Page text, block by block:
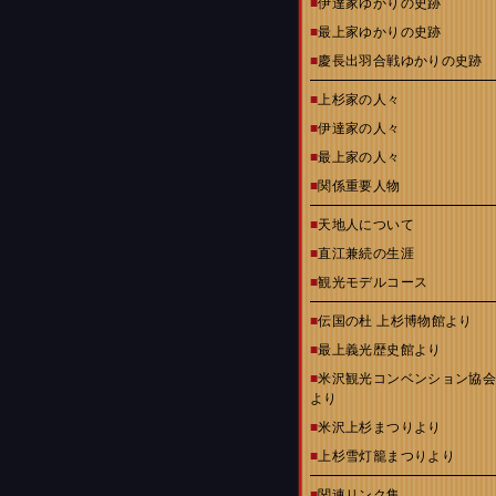
■伊達家ゆかりの史跡
■最上家ゆかりの史跡
■慶長出羽合戦ゆかりの史跡
■上杉家の人々
■伊達家の人々
■最上家の人々
■関係重要人物
■天地人について
■直江兼続の生涯
■観光モデルコース
■伝国の杜 上杉博物館より
■最上義光歴史館より
■米沢観光コンベンション協会
より
■米沢上杉まつりより
■上杉雪灯籠まつりより